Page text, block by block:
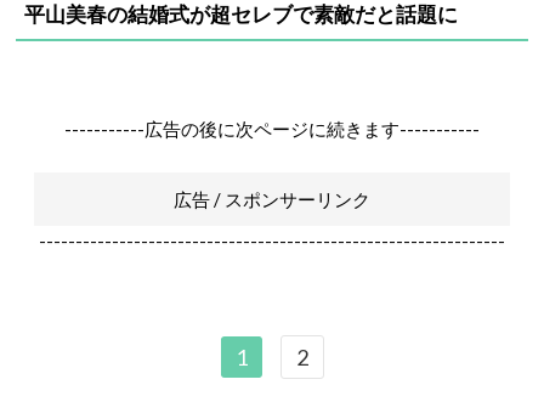
平山美春の結婚式が超セレブで素敵だと話題に
-----------広告の後に次ページに続きます-----------
広告 / スポンサーリンク
----------------------------------------------------------------
1 2